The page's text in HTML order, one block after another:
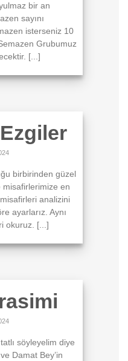
bir an
sayını
isterseniz 10
Grubumuz
[...]
birbirinden güzel
misafirlerimize en
analizini
ayarlarız. Aynı
okuruz. [...]
söyleyelim diye
Damat Bey’in